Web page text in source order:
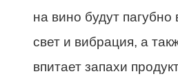
на вино будут пагубно
свет и вибрация, а
впитает запахи